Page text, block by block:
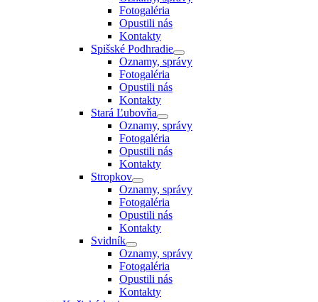
Fotogaléria
Opustili nás
Kontakty
Spišské Podhradie
Oznamy, správy
Fotogaléria
Opustili nás
Kontakty
Stará Ľubovňa
Oznamy, správy
Fotogaléria
Opustili nás
Kontakty
Stropkov
Oznamy, správy
Fotogaléria
Opustili nás
Kontakty
Svidník
Oznamy, správy
Fotogaléria
Opustili nás
Kontakty